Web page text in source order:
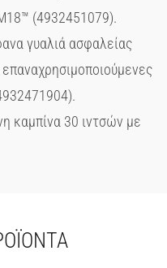
(4932451079).
γυαλιά ασφαλείας
καμπίνα 30 ιντσών με